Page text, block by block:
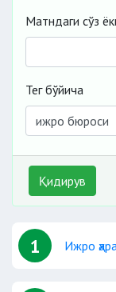
Матндаги сўз
Тег бўйича
Қидирув
1 Ижро